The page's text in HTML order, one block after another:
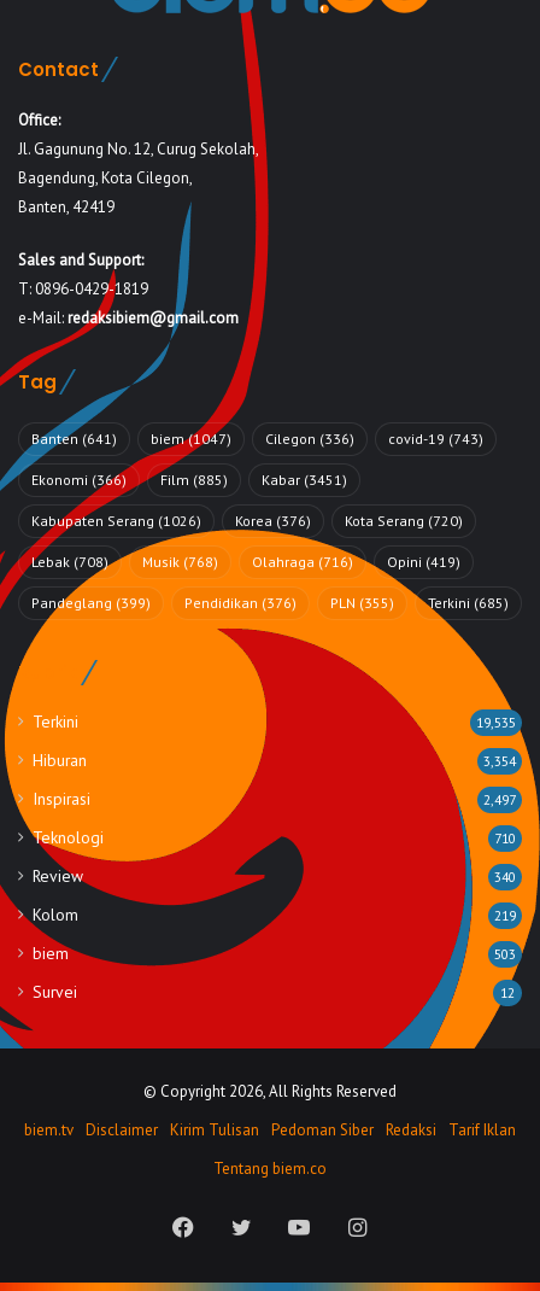
Contact
Office:
Jl. Gagunung No. 12, Curug Sekolah,
Bagendung, Kota Cilegon,
Banten, 42419
Sales and Support:
T: 0896-0429-1819
e-Mail:redaksibiem@gmail.com
Tag
Banten (641) biem(1047) Cilegon (336) covid-19 (743)
Ekonomi (366) Film (885) Kabar (3451)
Kabupaten Serang (1026) Korea (376) Kota Serang (720)
Lebak (708) Musik (768) Olahraga (716) Opini (419)
Pandeglang (399) Pendidikan (376) PLN (355) Terkini (685)
Rubrik
Terkini 19,535
Hiburan 3,354
Inspirasi 2,497
Teknologi 710
Review 340
Kolom 219
biem 503
Survei 12
© Copyright 2026, All Rights Reserved
biem.tv Disclaimer Kirim Tulisan Pedoman Siber Redaksi
Tarif Iklan
Tentang biem.co
FacebookTwitter YouTubeInstagram